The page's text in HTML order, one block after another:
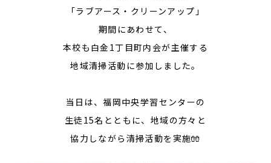
「ラブアース・クリーンアップ」
期間にあわせて、
本校も白金1丁目町内会が主催する
地域清掃活動に参加しました。
当日は、福岡中央学習センターの
生徒15名とともに、地域の方々と
協力しながら清掃活動を実施🧤